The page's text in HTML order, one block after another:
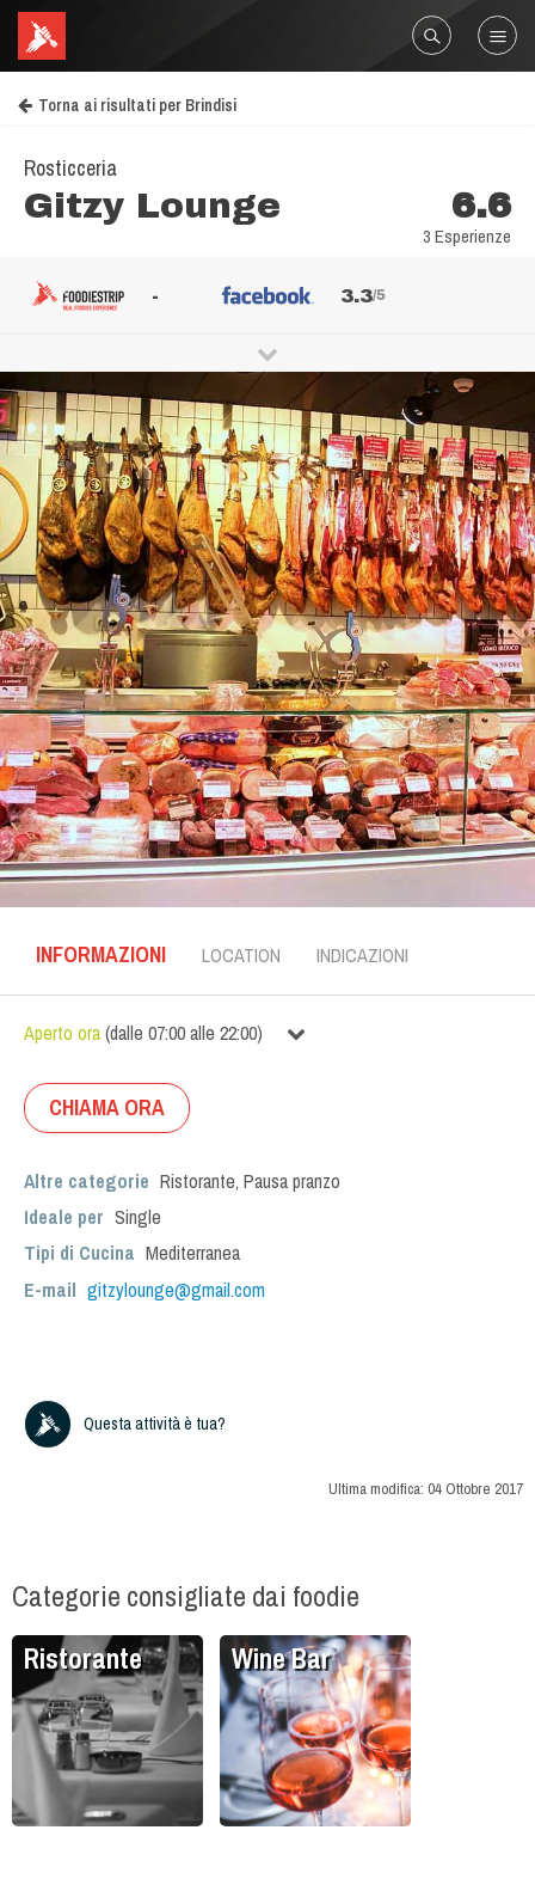
Torna ai risultati per Brindisi
Rosticceria
Gitzy Lounge 6.6
3 Esperienze
- 3.3/5
INFORMAZIONI LOCATION INDICAZIONI
Aperto ora(dalle 07:00alle 22:00)
CHIAMA ORA
Altre categorie Ristorante, Pausa pranzo
Ideale per Single
Tipi di Cucina Mediterranea
E-mail gitzylounge@gmail.com
Questa attività è tua?
Ultima modifica: 04 Ottobre 2017
Categorie consigliate dai foodie
Ristorante Wine Bar